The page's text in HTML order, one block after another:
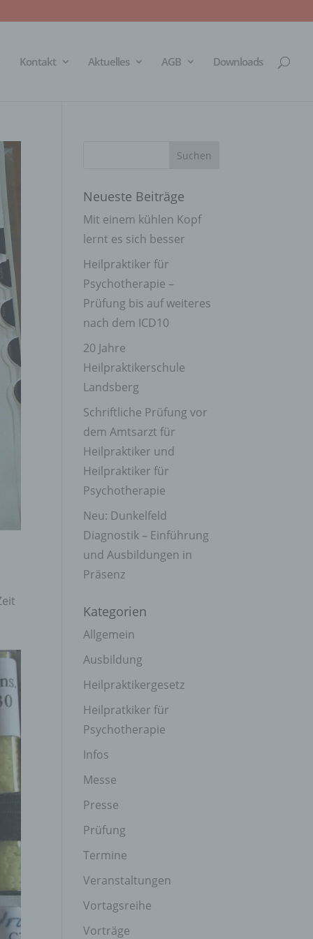
Kontakt Aktuelles AGB Downloads
Neueste Beiträge
Mit einem kühlen Kopf
lernt es sich besser
Heilpraktiker für
Psychotherapie –
Prüfung bis auf weiteres
nach dem ICD10
20 Jahre
Heilpraktikerschule
Landsberg
Schriftliche Prüfung vor
dem Amtsarzt für
Heilpraktiker und
Heilpraktiker für
Psychotherapie
Neu: Dunkelfeld
Diagnostik – Einführung
und Ausbildungen in
Präsenz
Kategorien
Allgemein
Ausbildung
Heilpraktikergesetz
Heilpratkiker für
Psychotherapie
Infos
Messe
Presse
Prüfung
Termine
Veranstaltungen
Vortagsreihe
Vorträge